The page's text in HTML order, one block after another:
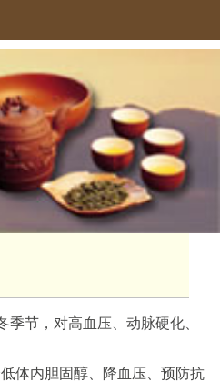
节，对高血压、动脉硬化、
体内胆固醇、降血压、预防抗